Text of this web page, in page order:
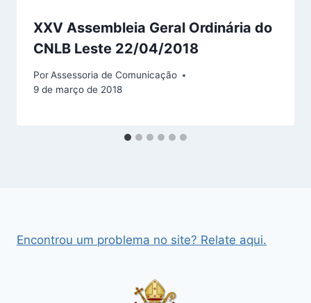
XXV Assembleia Geral Ordinária do
CNLB Leste 22/04/2018
PorAssessoria de Comunicação
9 de março de 2018
Encontrou um problema no site? Relate aqui.